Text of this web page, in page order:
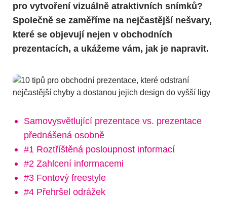
pro vytvoření vizuálně atraktivních snímků?
Společně se zaměříme na nejčastější nešvary,
které se objevují nejen v obchodních
prezentacích, a ukážeme vám, jak je napravit.
Samovysvětlující prezentace vs. prezentace
přednášená osobně
#1 Roztříštěná posloupnost informací
#2 Zahlcení informacemi
#3 Fontový freestyle
#4 Přehršel odrážek